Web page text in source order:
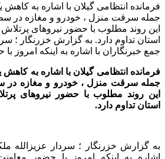
فرمانده انتظامی گیلان با اشاره به
جمله سرقت منزل ، خودرو و مغازه در
این روند مطلوب با حضور نیروهای
استان تداوم دارد. به گزارش خزرنگار ؛
جمع خبرنگاران با اشاره به اینکه امروز
فرمانده انتظامی گیلان با اشاره به
جمله سرقت منزل ، خودرو و مغازه در
این روند مطلوب با حضور نیروهای
استان تداوم دارد.
به گزارش خزرنگار ؛ سردار عزیزالله
اشاره به اینکه امروز با حضور